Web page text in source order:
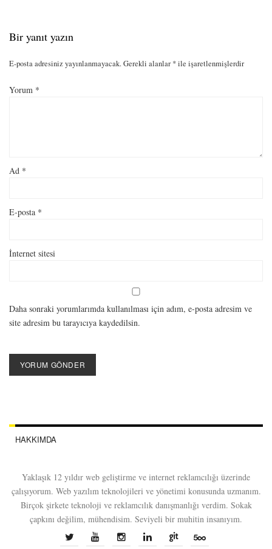
Bir yanıt yazın
E-posta adresiniz yayınlanmayacak.Gerekli alanlar *ile işaretlenmişlerdir
Yorum *
Ad *
E-posta *
İnternet sitesi
Daha sonraki yorumlarımda kullanılması için adım, e-posta adresim ve
site adresim bu tarayıcıya kaydedilsin.
HAKKIMDA
Yaklaşık 12 yıldır web geliştirme ve internet reklamcılığı üzerinde
çalışıyorum. Web yazılım teknolojileri ve yönetimi konusunda uzmanım.
Birçok şirkete teknoloji ve reklamcılık danışmanlığı verdim. Sokak
çapkını değilim, mühendisim. Seviyeli bir muhitin insanıyım.